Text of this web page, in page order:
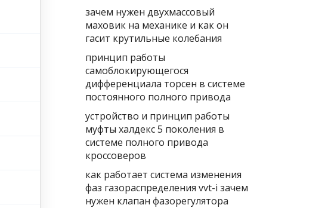
зачем нужен двухмассовый
маховик на механике и как он
гасит крутильные колебания
принцип работы
самоблокирующегося
дифференциала торсен в системе
постоянного полного привода
устройство и принцип работы
муфты халдекс 5 поколения в
системе полного привода
кроссоверов
как работает система изменения
фаз газораспределения vvt-i зачем
нужен клапан фазорегулятора